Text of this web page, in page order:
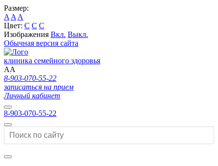
Размер:
A A A
Цвет: C C C
Изображения Вкл. Выкл.
Обычная версия сайта
клиника семейного здоровья
AA
8-903-070-55-22
записаться на прием
Личный кабинет
8-903-070-55-22